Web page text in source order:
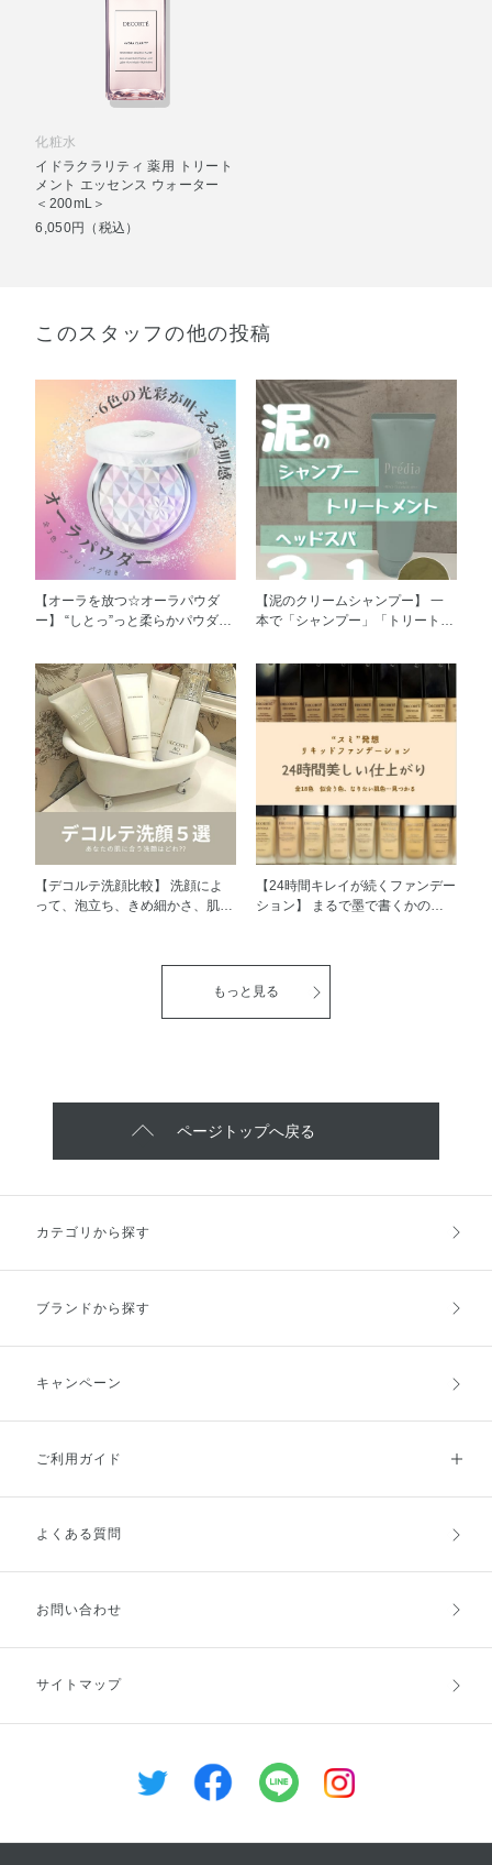
化粧水
イドラクラリティ 薬用 トリート
メント エッセンス ウォーター
＜200mL＞
6,050円（税込）
このスタッフの他の投稿
【オーラを放つ☆オーラパウダ
ー】 “しとっ”っと柔らかパウダー
の美容成分をたっぷり配合してい
るから(^-^)♡ AQ共通のフローラ
ルの香りで気分もあがる♡ 透明
感、ツヤ感、ハリ感高まる♡ 崩
れにくい♡ そして、みんなに自
慢したくなるかわいいパッケージ
♡ さらに、携帯出来るコンパク
トタイプ(^-^)!! しっかりテカリを
を高めたい方はブラシ使用で…
ます♡
【泥のクリームシャンプー】 一
本で「シャンプー」「トリートメ
&毛髪ケア☆ なめらかで清涼感の
ある泥のクリームがスタイリング
材や頭皮の皮脂もスッキリオフ！
頭皮環境を整え、健やかな髪へ…
つるんとまとまりのよいトリート
メント効果も実感☆ 自宅でヘッ
ドスパを始めてみませんか？(^-^)
【デコルテ洗顔比較】 洗顔によ
って、泡立ち、きめ細かさ、肌あ
て、洗顔を選んで、肌をキレイに
ング フェイシャルウォッシュ 洗
顔選びの参考にしてみてください
【24時間キレイが続くファンデー
ション】 まるで墨で書くかのよ
リキッドファンデーション 『ゼ
ンウェアフルイド』です(^^) スキ
上がりには、ブラシ使用もおすす
めです(^-^)/ 全18色から似合う肌
色を見つけてください(^-^)/
もっと見る
ページトップへ戻る
カテゴリから探す
ブランドから探す
キャンペーン
ご利用ガイド
ご利用ガイドトップ
お支払方法
キャンセル・返品・交換
よくある質問
お問い合わせ
サイトマップ